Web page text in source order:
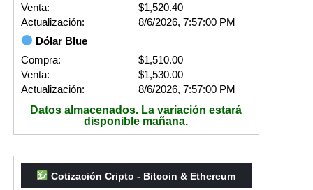
Venta:
$1,520.40
Actualización:
8/6/2026, 7:57:00 PM
Dólar Blue
Compra:
$1,510.00
Venta:
$1,530.00
Actualización:
8/6/2026, 7:57:00 PM
Datos almacenados. La variación estará
disponible mañana.
Cotización Cripto - Bitcoin & Ethereum